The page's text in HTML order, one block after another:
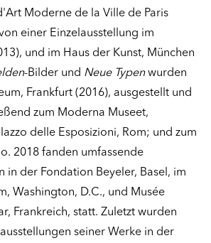
Moderne de la Ville de Paris
einer Einzelausstellung im
und im Haus der Kunst, München
-Bilder und Neue Typenwurden
Frankfurt (2016), ausgestellt und
zum Moderna Museet,
delle Esposizioni, Rom; und zum
2018 fanden umfassende
in der Fondation Beyeler, Basel, im
Washington, D.C., und Musée
Frankreich, statt. Zuletzt wurden
seiner Werke in der